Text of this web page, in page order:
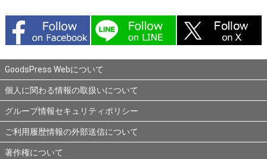
GoodsPress Webについて
個人に関わる情報の取扱いについて
グループ情報セキュリティポリシー
ご利用履歴情報の外部送信について
著作権について